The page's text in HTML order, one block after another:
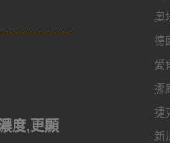
度,更顯
奧
德
愛
挪
捷
新